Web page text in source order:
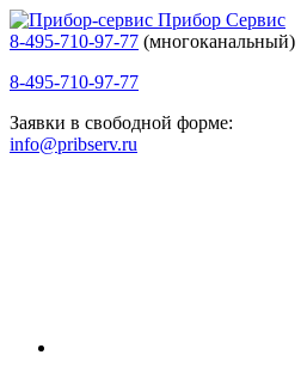
Прибор Сервис
8-495-710-97-77 (многоканальный)
8-495-710-97-77
Заявки в свободной форме:
info@pribserv.ru